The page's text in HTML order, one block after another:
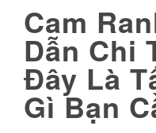
Cam
Dẫn Chi
Đây Là
Gì Bạn